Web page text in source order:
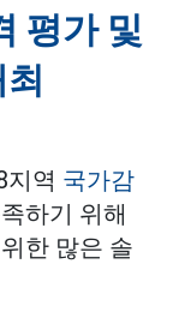
평가 및
역 국가감
하기 위해
한 많은 솔